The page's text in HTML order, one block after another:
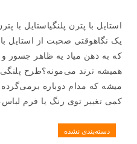
استایل با پترن پلنگیاستایل با
یک نگاهوقتی صحبت از استایل
که به ذهن میاد یه ظاهر جسور
همیشه ترند می‌مونه؟طرح
میشه که مدام دوباره برمی‌گرده
کمی تغییر توی رنگ یا فرم
دسته‌بندی نشده